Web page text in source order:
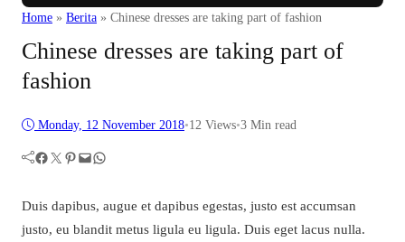
Home » Berita » Chinese dresses are taking part of fashion
Chinese dresses are taking part of
fashion
Monday, 12 November 2018•12 Views•3 Min read
Facebook Twitter Pinterest Mail WhatsApp
Duis dapibus, augue et dapibus egestas, justo est accumsan
justo, eu blandit metus ligula eu ligula. Duis eget lacus nulla.